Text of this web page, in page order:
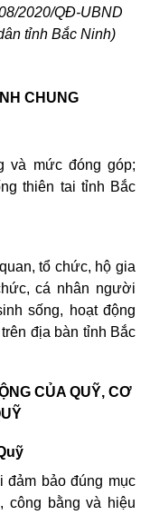
2020/QĐ-UBND
tỉnh Bắc Ninh)
CHUNG
và mức đóng góp;
thiên tai tỉnh Bắc
tổ chức, hộ gia
cá nhân người
sống, hoạt động
địa bàn tỉnh Bắc
CỦA QUỸ, CƠ
đảm bảo đúng mục
công bằng và hiệu